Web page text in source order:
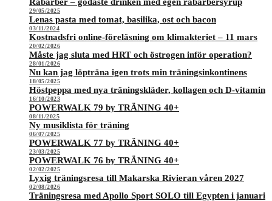
29/05/2025
Lenas pasta med tomat, basilika, ost och bacon
03/11/2024
Kostnadsfri online-föreläsning om klimakteriet – 11 mars
20/02/2026
Måste jag sluta med HRT och östrogen inför operation?
28/01/2026
Nu kan jag löpträna igen trots min träningsinkontinens
18/05/2025
Höstpeppa med nya träningskläder, kollagen och D-vitamin
16/10/2023
POWERWALK 79 by TRÄNING 40+
08/11/2025
Ny musiklista för träning
06/07/2025
POWERWALK 77 by TRÄNING 40+
23/03/2025
POWERWALK 76 by TRÄNING 40+
02/02/2025
Lyxig träningsresa till Makarska Rivieran våren 2027
02/08/2026
Träningsresa med Apollo Sport SOLO till Egypten i januari